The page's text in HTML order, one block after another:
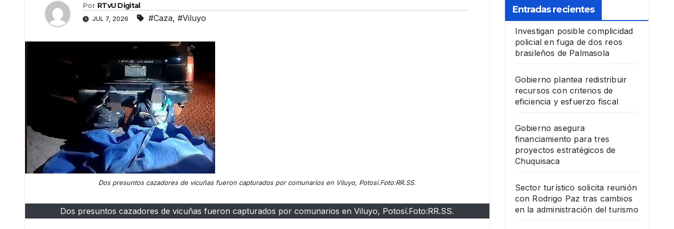
Por RTvU Digital
JUL 7, 2026 #Caza, #Viluyo
Dos presuntos cazadores de vicuñas fueron capturados por comunarios en Viluyo, Potosí.Foto:RR.SS.
Dos presuntos cazadores de vicuñas fueron capturados por comunarios en Viluyo, Potosí.Foto:RR.SS.
Entradas recientes
Investigan posible complicidad
policial en fuga de dos reos
brasileños de Palmasola
Gobierno plantea redistribuir
recursos con criterios de
eficiencia y esfuerzo fiscal
Gobierno asegura
financiamiento para tres
proyectos estratégicos de
Chuquisaca
Sector turístico solicita reunión
con Rodrigo Paz tras cambios
en la administración del turismo